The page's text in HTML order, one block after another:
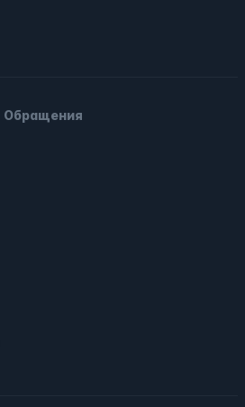
Обращения